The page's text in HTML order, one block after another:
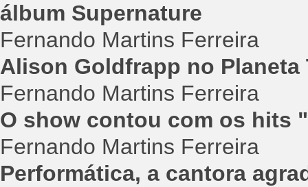
álbum Supernature
Fernando Martins Ferreira
Alison Goldfrapp no Planeta
Fernando Martins Ferreira
O show contou com os hits
Fernando Martins Ferreira
Performática, a cantora